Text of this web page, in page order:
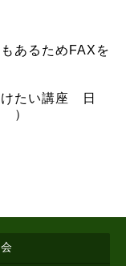
あるためFAXを
たい講座 日
）